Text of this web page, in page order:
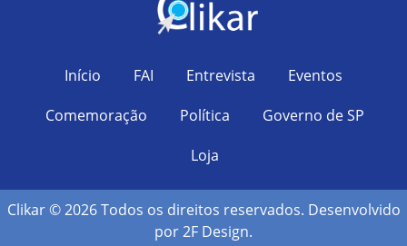
Início FAI Entrevista
Eventos
Comemoração
Política
Governo de SP
Loja
Clikar © 2026 Todos os direitos reservados. Desenvolvido
por2F Design.